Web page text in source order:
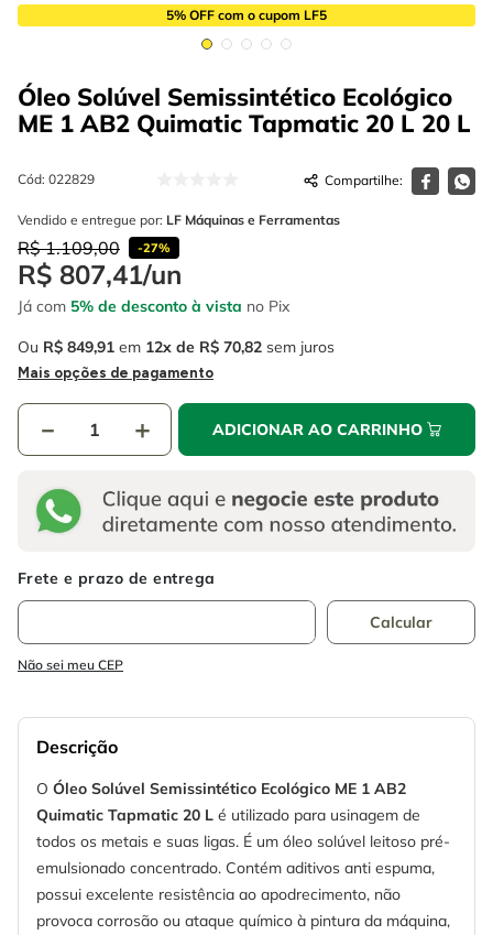
5% OFF com o cupom LF5
Óleo Solúvel Semissintético Ecológico
ME 1 AB2 Quimatic Tapmatic 20 L 20 L
Cód: 022829
Vendido e entregue por: LF Máquinas e Ferramentas
R$ 1.109,00 -27%
R$ 807,41/un
Já com 5% de desconto à vista no Pix
Ou R$ 849,91 em 12 R$ 70,82 sem juros
Mais opções de pagamento
＋
－ ADICIONAR AO CARRINHO
Não sei meu CEP
Descrição
O Óleo Solúvel Semissintético Ecológico ME 1 AB2
Quimatic Tapmatic 20 L é utilizado para usinagem de
todos os metais e suas ligas. É um óleo solúvel leitoso pré-
emulsionado concentrado. Contém aditivos anti espuma,
possui excelente resistência ao apodrecimento, não
provoca corrosão ou ataque químico à pintura da máquina,
8º disco corte
cabo flexivel
10º
º escada
º fio
º chave impacto
º disco corte
º cabo flexivel
10º serra copo